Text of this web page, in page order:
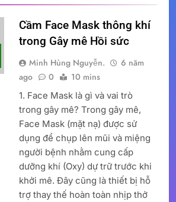
Cầm Face Mask thông khí
trong Gây mê Hồi sức
Minh Hùng Nguyễn.
6 năm
ago
0 10 mins
1. Face Mask là gì và vai trò
trong gây mê? Trong gây mê,
Face Mask (mặt nạ) được sử
dụng để chụp lên mũi và miệng
người bệnh nhằm cung cấp
dưỡng khí (Oxy) dự trữ trước khi
khởi mê. Đây cũng là thiết bị hỗ
trợ thay thế hoàn toàn nhịp thở